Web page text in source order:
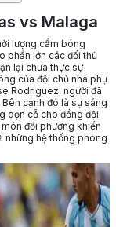
vs Malaga
lượng cầm bóng
phần lớn các đối thủ
lại chưa thực sự
của đội chủ nhà phụ
Rodriguez, người đã
cạnh đó là sự sáng
dọn cỗ cho đồng đội.
đối phương khiến
những hệ thống phòng